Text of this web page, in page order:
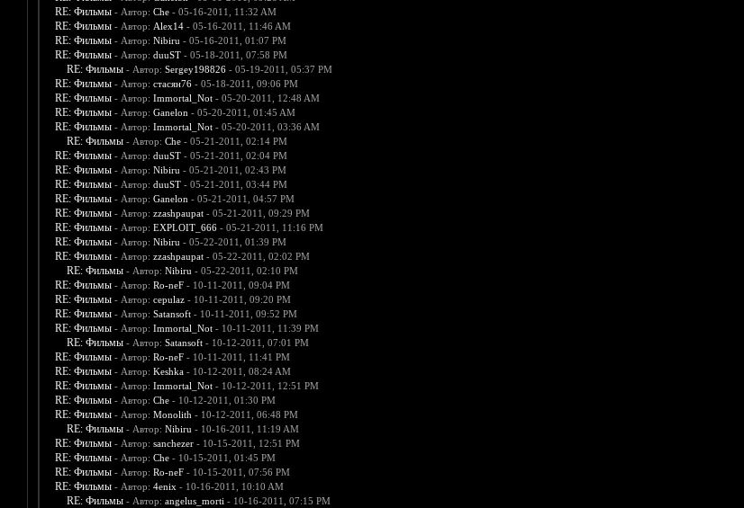
RE: Фильмы - Автор: Che- 05-16-2011, 11:32 AM
RE: Фильмы - Автор: Alex14- 05-16-2011, 11:46 AM
RE: Фильмы - Автор: Nibiru - 05-16-2011, 01:07 PM
RE: Фильмы - Автор: duuST- 05-18-2011, 07:58 PM
RE: Фильмы - Автор: Sergey198826- 05-19-2011, 05:37 PM
RE: Фильмы - Автор: стасян76- 05-18-2011, 09:06 PM
RE: Фильмы - Автор: Immortal_Not- 05-20-2011, 12:48 AM
RE: Фильмы - Автор: Ganelon - 05-20-2011, 01:45 AM
RE: Фильмы - Автор: Immortal_Not- 05-20-2011, 03:36 AM
RE: Фильмы - Автор: Che- 05-21-2011, 02:14 PM
RE: Фильмы - Автор: duuST- 05-21-2011, 02:04 PM
RE: Фильмы - Автор: Nibiru - 05-21-2011, 02:43 PM
RE: Фильмы - Автор: duuST- 05-21-2011, 03:44 PM
RE: Фильмы - Автор: Ganelon - 05-21-2011, 04:57 PM
RE: Фильмы - Автор: zzashpaupat- 05-21-2011, 09:29 PM
RE: Фильмы - Автор: EXPLOIT_666- 05-21-2011, 11:16 PM
RE: Фильмы - Автор: Nibiru - 05-22-2011, 01:39 PM
RE: Фильмы - Автор: zzashpaupat- 05-22-2011, 02:02 PM
RE: Фильмы - Автор: Nibiru - 05-22-2011, 02:10 PM
RE: Фильмы - Автор: Ro-neF- 10-11-2011, 09:04 PM
RE: Фильмы - Автор: cepulaz- 10-11-2011, 09:20 PM
RE: Фильмы - Автор: Satansoft- 10-11-2011, 09:52 PM
RE: Фильмы - Автор: Immortal_Not- 10-11-2011, 11:39 PM
RE: Фильмы - Автор: Satansoft- 10-12-2011, 07:01 PM
RE: Фильмы - Автор: Ro-neF- 10-11-2011, 11:41 PM
RE: Фильмы - Автор: Keshka- 10-12-2011, 08:24 AM
RE: Фильмы - Автор: Immortal_Not- 10-12-2011, 12:51 PM
RE: Фильмы - Автор: Che- 10-12-2011, 01:30 PM
RE: Фильмы - Автор: Monolith - 10-12-2011, 06:48 PM
RE: Фильмы - Автор: Nibiru - 10-16-2011, 11:19 AM
RE: Фильмы - Автор: sanchezer- 10-15-2011, 12:51 PM
RE: Фильмы - Автор: Che- 10-15-2011, 01:45 PM
RE: Фильмы - Автор: Ro-neF- 10-15-2011, 07:56 PM
RE: Фильмы - Автор: 4enix - 10-16-2011, 10:10 AM
RE: Фильмы - Автор: angelus_morti - 10-16-2011, 07:15 PM